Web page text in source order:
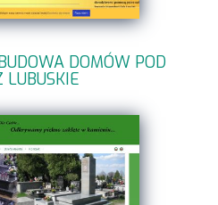
DOMÓW POD
LUBUSKIE